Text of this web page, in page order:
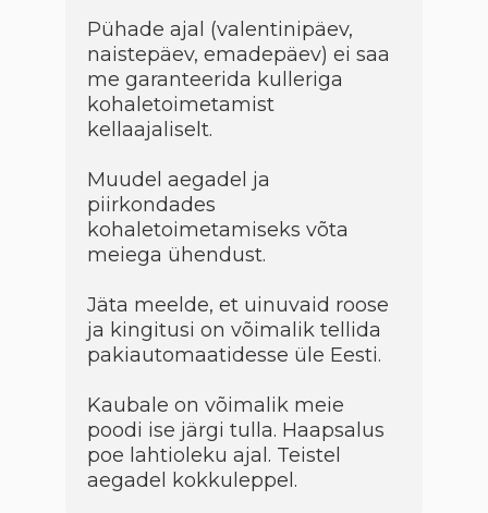
Pühade ajal (valentinipäev,
naistepäev, emadepäev) ei saa
me garanteerida kulleriga
kohaletoimetamist
kellaajaliselt.
Muudel aegadel ja
piirkondades
kohaletoimetamiseks võta
meiega ühendust.
Jäta meelde, et uinuvaid roose
ja kingitusi on võimalik tellida
pakiautomaatidesse üle Eesti.
Kaubale on võimalik meie
poodi ise järgi tulla. Haapsalus
poe lahtioleku ajal. Teistel
aegadel kokkuleppel.